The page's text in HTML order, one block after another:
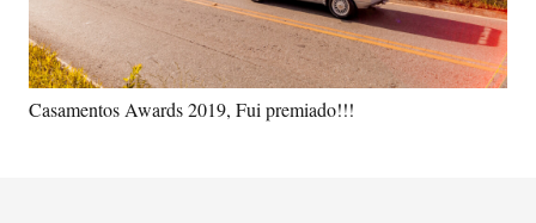
Casamentos Awards 2019, Fui premiado!!!